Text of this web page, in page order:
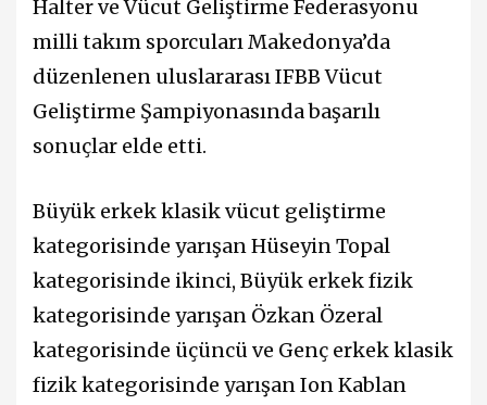
Halter ve Vücut Geliştirme Federasyonu
milli takım sporcuları Makedonya’da
düzenlenen uluslararası IFBB Vücut
Geliştirme Şampiyonasında başarılı
sonuçlar elde etti.
Büyük erkek klasik vücut geliştirme
kategorisinde yarışan Hüseyin Topal
kategorisinde ikinci, Büyük erkek fizik
kategorisinde yarışan Özkan Özeral
kategorisinde üçüncü ve Genç erkek klasik
fizik kategorisinde yarışan Ion Kablan